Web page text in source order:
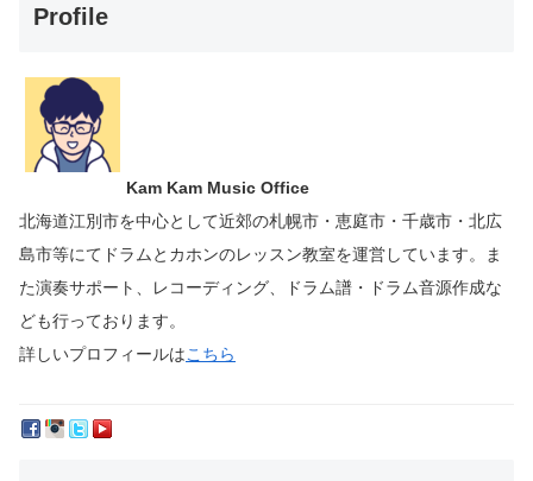
Profile
Kam Kam Music Office
北海道江別市を中心として近郊の札幌市・恵庭市・千歳市・北広
島市等にて ドラムとカホンのレッスン教室を運営しています。
ま
た演奏サポート、レコーディング、ドラム譜・ドラム音源作成な
ども行っております。
詳しいプロフィールはこちら